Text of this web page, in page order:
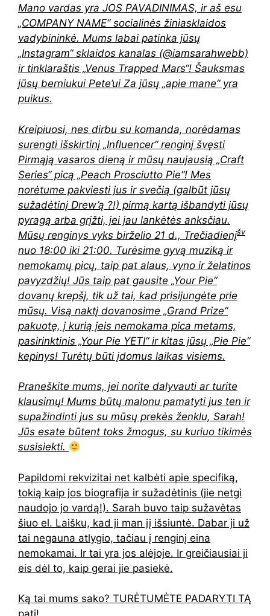
Mano vardas yra JOS PAVADINIMAS, ir aš esu
„COMPANY NAME“ socialinės žiniasklaidos
vadybininkė. Mums labai patinka jūsų
„Instagram“ sklaidos kanalas (@iamsarahwebb)
ir tinklaraštis „Venus Trapped Mars“! Šauksmas
jūsų berniukui Pete’ui Za jūsų „apie mane“ yra
puikus.
Kreipiuosi, nes dirbu su komanda, norėdamas
surengti išskirtinį „Influencer“ renginį švęsti
Pirmąją vasaros dieną ir mūsų naujausią „Craft
Series“ picą „Peach Prosciutto Pie“! Mes
norėtume pakviesti jus ir svečią (galbūt jūsų
sužadėtinį Drew’ą ?!) pirmą kartą išbandyti jūsų
pyragą arba grįžti, jei jau lankėtės anksčiau.
Mūsų renginys vyks birželio 21 d., Trečiadienįšv
nuo 18:00 iki 21:00. Turėsime gyvą muziką ir
nemokamų picų, taip pat alaus, vyno ir želatinos
pavyzdžių! Jūs taip pat gausite „Your Pie“
dovanų krepšį, tik už tai, kad prisijungėte prie
mūsų. Visą naktį dovanosime „Grand Prize“
pakuotę, į kurią įeis nemokama pica metams,
pasirinktinis „Your Pie YETI“ ir kitas jūsų „Pie Pie“
kepinys! Turėtų būti įdomus laikas visiems.
Praneškite mums, jei norite dalyvauti ar turite
klausimų! Mums būtų malonu pamatyti jus ten ir
supažindinti jus su mūsų prekės ženklu, Sarah!
Jūs esate būtent toks žmogus, su kuriuo tikimės
susisiekti.
Papildomi rekvizitai net kalbėti apie specifiką,
tokią kaip jos biografija ir sužadėtinis (jie netgi
naudojo jo vardą!). Sarah buvo taip sužavėtas
šiuo el. Laišku, kad ji man jį išsiuntė. Dabar ji už
tai negauna atlygio, tačiau į renginį eina
nemokamai. Ir tai yra jos alėjoje. Ir greičiausiai ji
eis dėl to, kaip gerai jie pasiekė.
Ką tai mums sako? TURĖTUMĖTE PADARYTI TĄ